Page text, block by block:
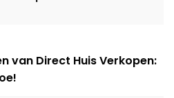
van Direct Huis Verkopen: